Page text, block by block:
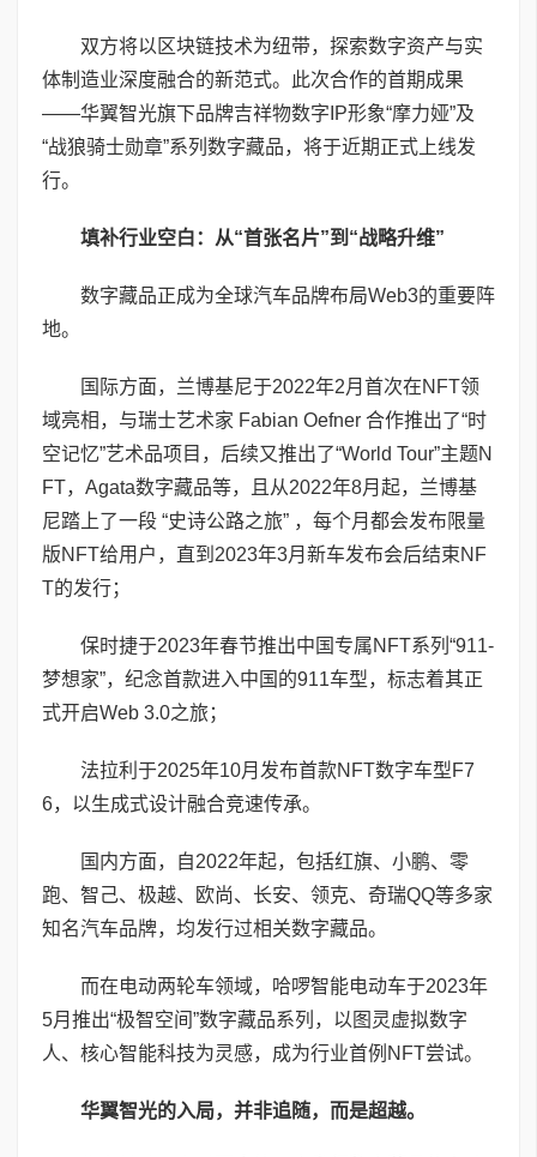
双方将以区块链技术为纽带，探索数字资产与实
体制造业深度融合的新范式。此次合作的首期成果
——华翼智光旗下品牌吉祥物数字IP形象“摩力娅”及
“战狼骑士勋章”系列数字藏品，将于近期正式上线发
行。
填补行业空白：从“首张名片”到“战略升维”
数字藏品正成为全球汽车品牌布局Web3的重要阵
地。
国际方面，兰博基尼于2022年2月首次在NFT领
域亮相，与瑞士艺术家 Fabian Oefner 合作推出了“时
空记忆”艺术品项目，后续又推出了“World Tour”主题N
FT，Agata数字藏品等，且从2022年8月起，兰博基
尼踏上了一段 “史诗公路之旅” ，每个月都会发布限量
版NFT给用户，直到2023年3月新车发布会后结束NF
T的发行；
保时捷于2023年春节推出中国专属NFT系列“911-
梦想家”，纪念首款进入中国的911车型，标志着其正
式开启Web 3.0之旅；
法拉利于2025年10月发布首款NFT数字车型F7
6，以生成式设计融合竞速传承。
国内方面，自2022年起，包括红旗、小鹏、零
跑、智己、极越、欧尚、长安、领克、奇瑞QQ等多家
知名汽车品牌，均发行过相关数字藏品。
而在电动两轮车领域，哈啰智能电动车于2023年
5月推出“极智空间”数字藏品系列，以图灵虚拟数字
人、核心智能科技为灵感，成为行业首例NFT尝试。
华翼智光的入局，并非追随，而是超越。